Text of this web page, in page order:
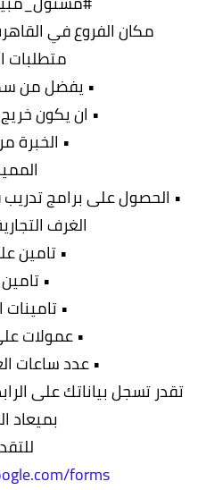
مكان الفروع في
متطلبات
• يفضل من
• ان يكون خريج
• الخبرة من 1
• الحصول على برامج
الغرف
• تامين
•
•
• عمولات
• عدد ساعات العمل
تقدر تسجل بياناتك على
بميعاد
forms